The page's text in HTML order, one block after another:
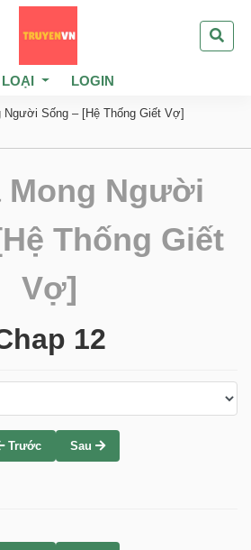
LOGIN
Người Sống – [Hệ Thống Giết Vợ]
Mong Người
Thống Giết
Vợ]
12
Trước Sau